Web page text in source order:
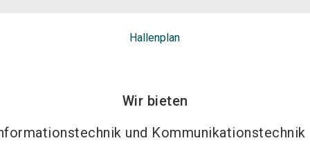
Hallenplan
Wir bieten
und Kommunikationstechnik